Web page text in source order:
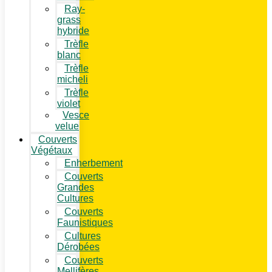
Ray-
grass
hybride
Trèfle
blanc
Trèfle
micheli
Trèfle
violet
Vesce
velue
Couverts
Végétaux
Enherbement
Couverts
Grandes
Cultures
Couverts
Faunistiques
Cultures
Dérobées
Couverts